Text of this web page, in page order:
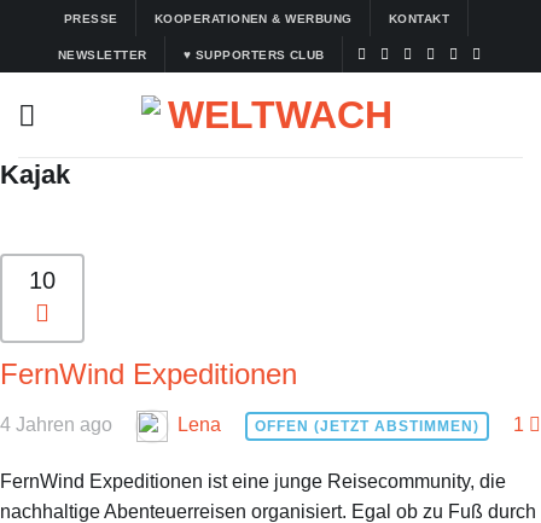
springen
PRESSE KOOPERATIONEN & WERBUNG KONTAKT
NEWSLETTER ♥ SUPPORTERS CLUB
Kajak
10
FernWind Expeditionen
4 Jahren ago Lena OFFEN (JETZT ABSTIMMEN) 1
FernWind Expeditionen ist eine junge Reisecommunity, die
nachhaltige Abenteuerreisen organisiert. Egal ob zu Fuß durch